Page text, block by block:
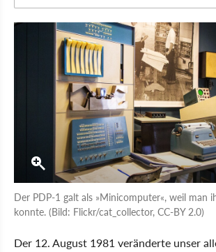
Der PDP-1 galt als »Minicomputer«, weil man
konnte. (Bild: Flickr/cat_collector, CC-BY 2.0)
Der 12. August 1981 veränderte unser